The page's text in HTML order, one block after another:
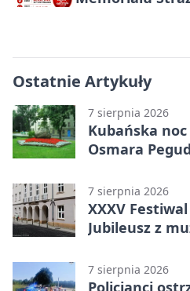
Ostatnie Artykuły
7 sierpnia 2026
Kubańska
Osmara
7 sierpnia 2026
XXXV
Jubileusz z
7 sierpnia 2026
Policjanci